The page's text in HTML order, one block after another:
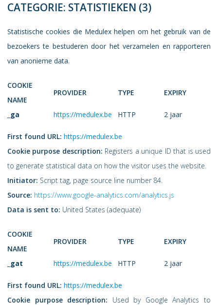
CATEGORIE: STATISTIEKEN (3)
Statistische cookies die Medulex helpen om het gebruik van de
bezoekers te bestuderen door het verzamelen en rapporteren
van anonieme data.
COOKIE
NAME
PROVIDER TYPE EXPIRY
_ga https://medulex.be HTTP 2 jaar
First found URL: https://medulex.be
Cookie purpose description: Registers a unique ID that is used
to generate statistical data on how the visitor uses the website.
Initiator: Script tag, page source line number 84.
Source: https://www.google-analytics.com/analytics.js
Data is sent to: United States (adequate)
COOKIE
NAME
PROVIDER TYPE EXPIRY
_gat https://medulex.be HTTP 2 jaar
First found URL: https://medulex.be
Cookie purpose description: Used by Google Analytics to